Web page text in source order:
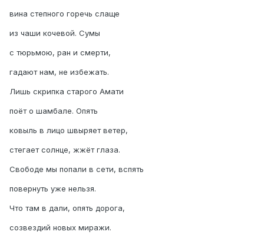
вина степного горечь слаще
из чаши кочевой. Сумы
с тюрьмою, ран и смерти,
гадают нам, не избежать.
Лишь скрипка старого Амати
поёт о шамбале. Опять
ковыль в лицо швыряет ветер,
стегает солнце, жжёт глаза.
Свободе мы попали в сети, вспять
повернуть уже нельзя.
Что там в дали, опять дорога,
созвездий новых миражи.